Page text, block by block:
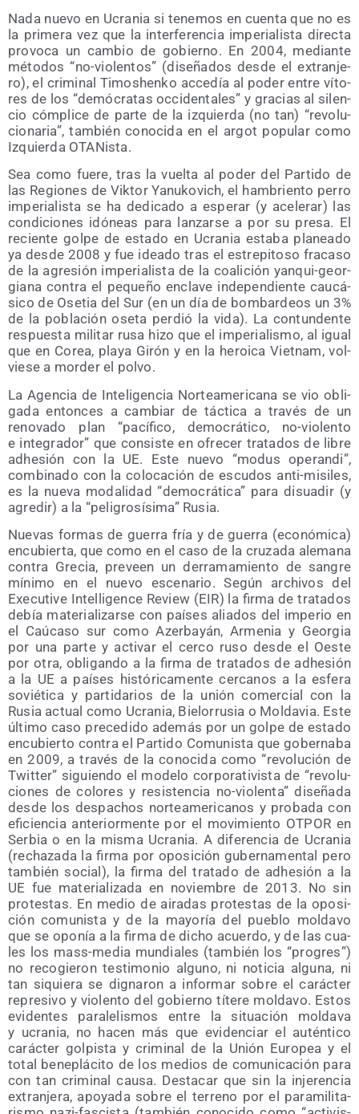
Nada nue­vo en Ucra­nia si tene­mos en cuen­ta que no es
la pri­me­ra vez que la inter­fe­ren­cia impe­ria­lis­ta direc­ta
pro­vo­ca un cam­bio de gobierno. En 2004, median­te
méto­dos “no-vio­len­tos” (dise­ña­dos des­de el extran­je­
ro), el cri­mi­nal Timoshen­ko acce­día al poder entre víto­
res de los “demó­cra­tas occi­den­ta­les” y gra­cias al silen­
cio cóm­pli­ce de par­te de la izquier­da (no tan) “revo­lu­
cio­na­ria”, tam­bién cono­ci­da en el argot popu­lar como
Izquier­da OTANista.
Sea como fue­re, tras la vuel­ta al poder del Par­ti­do de
las Regio­nes de Vik­tor Yanu­ko­vich, el ham­brien­to perro
impe­ria­lis­ta se ha dedi­ca­do a espe­rar (y ace­le­rar) las
con­di­cio­nes idó­neas para lan­zar­se a por su pre­sa. El
recien­te gol­pe de esta­do en Ucra­nia esta­ba pla­nea­do
ya des­de 2008 y fue idea­do tras el estre­pi­to­so fra­ca­so
de la agre­sión impe­ria­lis­ta de la coa­li­ción yan­qui-geor­
gia­na con­tra el peque­ño encla­ve inde­pen­dien­te cau­cá­
si­co de Ose­tia del Sur (en un día de bom­bar­deos un 3%
de la pobla­ción ose­ta per­dió la vida). La con­tun­den­te
res­pues­ta mili­tar rusa hizo que el impe­ria­lis­mo, al igual
que en Corea, pla­ya Girón y en la heroi­ca Viet­nam, vol­
vie­se a mor­der el polvo.
La Agen­cia de Inte­li­gen­cia Nor­te­ame­ri­ca­na se vio obli­
ga­da enton­ces a cam­biar de tác­ti­ca a tra­vés de un
reno­va­do plan “pací­fi­co, demo­crá­ti­co, no-vio­len­to
e inte­gra­dor” que con­sis­te en ofre­cer tra­ta­dos de libre
adhe­sión con la UE. Este nue­vo “modus ope­ran­di”,
com­bi­na­do con la colo­ca­ción de escu­dos anti-misi­les,
es la nue­va moda­li­dad “demo­crá­ti­ca” para disua­dir (y
agre­dir) a la “peli­gro­sí­si­ma” Rusia.
Nue­vas for­mas de gue­rra fría y de gue­rra (eco­nó­mi­ca)
encu­bier­ta, que como en el caso de la cru­za­da ale­ma­na
con­tra Gre­cia, pre­veen un derra­ma­mien­to de san­gre
míni­mo en el nue­vo esce­na­rio. Según archi­vos del
Execu­ti­ve Inte­lli­gen­ce Review (EIR) la fir­ma de tra­ta­dos
debía mate­ria­li­zar­se con paí­ses alia­dos del impe­rio en
el Caú­ca­so sur como Azer­ba­yán, Arme­nia y Geor­gia
por una par­te y acti­var el cer­co ruso des­de el Oes­te
por otra, obli­gan­do a la fir­ma de tra­ta­dos de adhe­sión
a la UE a paí­ses his­tó­ri­ca­men­te cer­ca­nos a la esfe­ra
sovié­ti­ca y par­ti­da­rios de la unión comer­cial con la
Rusia actual como Ucra­nia, Bie­lo­rru­sia o Mol­da­via. Este
últi­mo caso pre­ce­di­do ade­más por un gol­pe de esta­do
encu­bier­to con­tra el Par­ti­do Comu­nis­ta que gober­na­ba
en 2009, a tra­vés de la cono­ci­da como “revo­lu­ción de
Twit­ter” siguien­do el mode­lo cor­po­ra­ti­vis­ta de “revo­lu­
cio­nes de colo­res y resis­ten­cia no-vio­len­ta” dise­ña­da
des­de los des­pa­chos nor­te­ame­ri­ca­nos y pro­ba­da con
efi­cien­cia ante­rior­men­te por el movi­mien­to OTPOR en
Ser­bia o en la mis­ma Ucra­nia. A dife­ren­cia de Ucra­nia
(recha­za­da la fir­ma por opo­si­ción guber­na­men­tal pero
tam­bién social), la fir­ma del tra­ta­do de adhe­sión a la
UE fue mate­ria­li­za­da en noviem­bre de 2013. No sin
pro­tes­tas. En medio de aira­das pro­tes­tas de la opo­si­
ción comu­nis­ta y de la mayo­ría del pue­blo mol­da­vo
que se opo­nía a la fir­ma de dicho acuer­do, y de las cua­
les los mass-media mun­dia­les (tam­bién los “pro­gres”)
no reco­gie­ron tes­ti­mo­nio alguno, ni noti­cia algu­na, ni
tan siquie­ra se dig­na­ron a infor­mar sobre el carác­ter
repre­si­vo y vio­len­to del gobierno títe­re mol­da­vo. Estos
evi­den­tes para­le­lis­mos entre la situa­ción mol­da­va
y ucra­nia, no hacen más que evi­den­ciar el autén­ti­co
carác­ter gol­pis­ta y cri­mi­nal de la Unión Euro­pea y el
total bene­plá­ci­to de los medios de comu­ni­ca­ción para
con tan cri­mi­nal cau­sa. Des­ta­car que sin la inje­ren­cia
extran­je­ra, apo­ya­da sobre el terreno por el para­mi­li­ta­